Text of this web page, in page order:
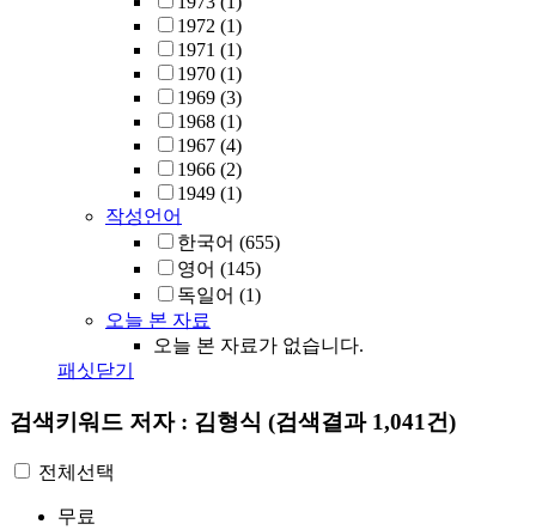
1972 (1)
1971 (1)
1970 (1)
1969 (3)
1968 (1)
1967 (4)
1966 (2)
1949 (1)
작성언어
한국어 (655)
영어 (145)
독일어 (1)
오늘 본 자료
오늘 본 자료가 없습니다.
패싯닫기
검색키워드 저자 : 김형식 (검색결과 1,041건)
전체선택
무료